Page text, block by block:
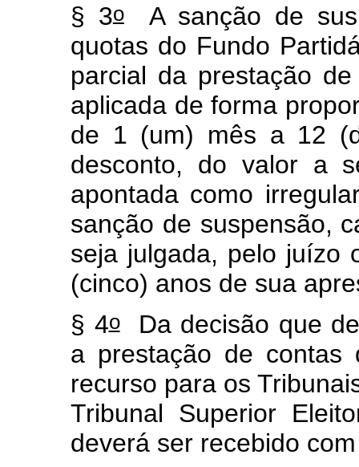
§ 3oA sanção de
quotas do Fundo
parcial da prestação
aplicada de forma
de 1 (um) mês a 12
desconto, do valor a
apontada como
sanção de suspensão,
seja julgada, pelo juízo
(cinco) anos de sua
§ 4oDa decisão que
a prestação de contas
recurso para os
Tribunal Superior
deverá ser recebido